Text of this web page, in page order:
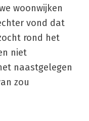
woonwijken
vond dat
rond het
niet
naastgelegen
zou